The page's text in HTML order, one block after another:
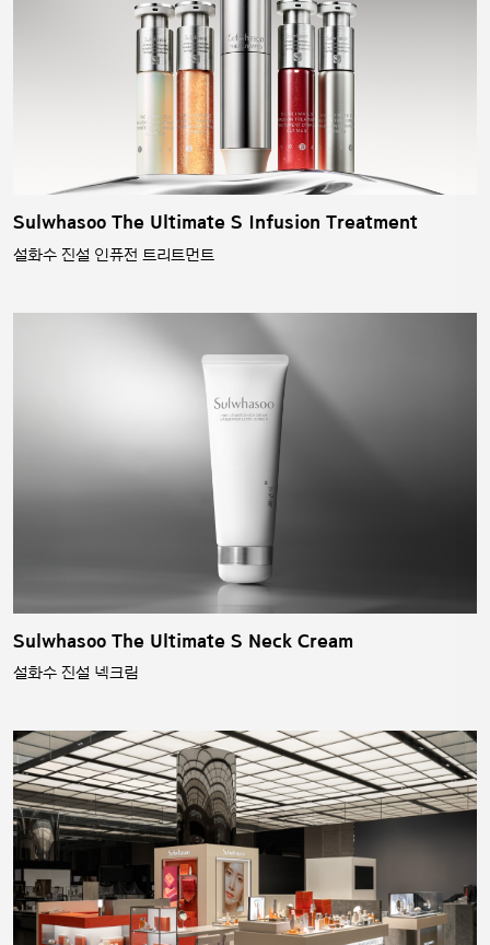
Sulwhasoo The Ultimate S Infusion Treatment
설화수 진설 인퓨전 트리트먼트
Sulwhasoo The Ultimate S Neck Cream
설화수 진설 넥크림